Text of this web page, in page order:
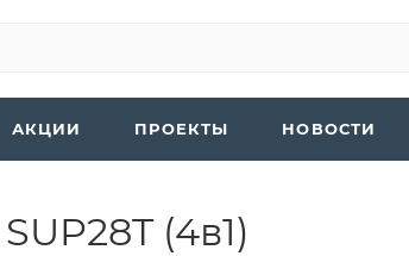
АКЦИИ ПРОЕКТЫ НОВОСТИ
(4в1)